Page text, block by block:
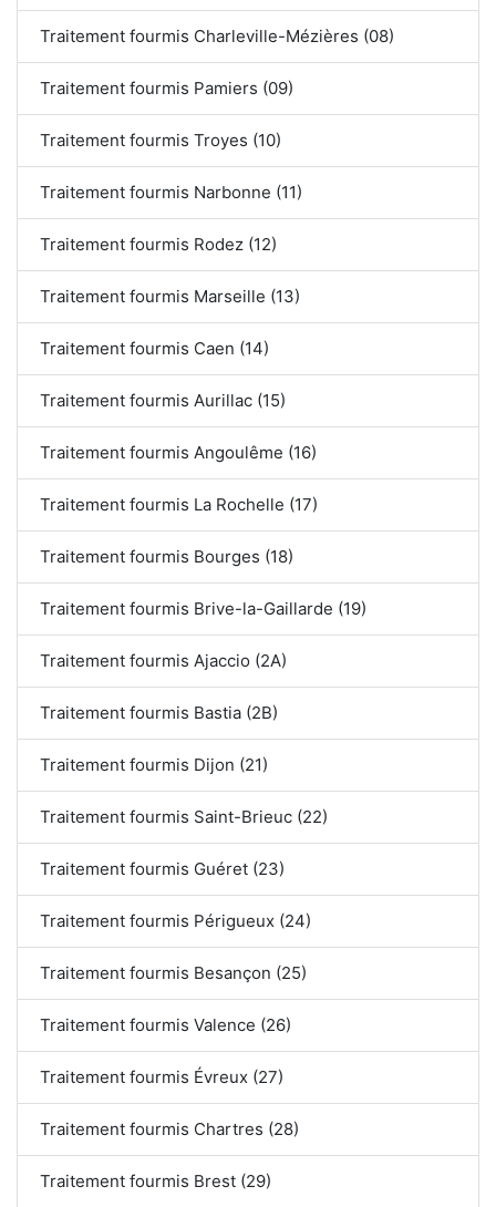
Traitement fourmis Charleville-Mézières (08)
Traitement fourmis Pamiers (09)
Traitement fourmis Troyes (10)
Traitement fourmis Narbonne (11)
Traitement fourmis Rodez (12)
Traitement fourmis Marseille (13)
Traitement fourmis Caen (14)
Traitement fourmis Aurillac (15)
Traitement fourmis Angoulême (16)
Traitement fourmis La Rochelle (17)
Traitement fourmis Bourges (18)
Traitement fourmis Brive-la-Gaillarde (19)
Traitement fourmis Ajaccio (2A)
Traitement fourmis Bastia (2B)
Traitement fourmis Dijon (21)
Traitement fourmis Saint-Brieuc (22)
Traitement fourmis Guéret (23)
Traitement fourmis Périgueux (24)
Traitement fourmis Besançon (25)
Traitement fourmis Valence (26)
Traitement fourmis Évreux (27)
Traitement fourmis Chartres (28)
Traitement fourmis Brest (29)